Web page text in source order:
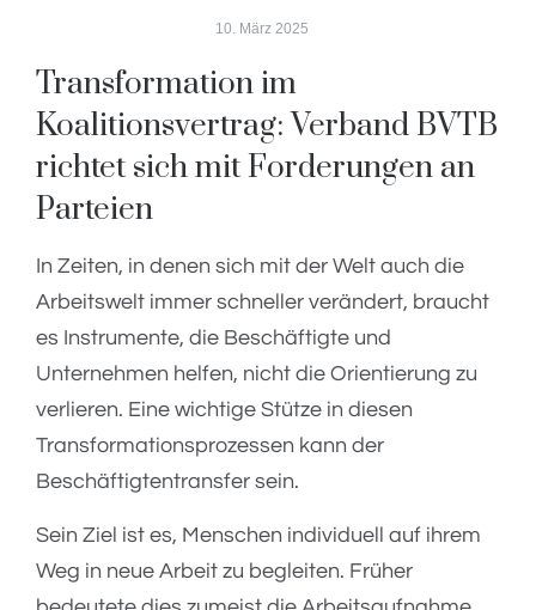
10. März 2025
Transformation im
Koalitionsvertrag: Verband BVTB
richtet sich mit Forderungen an
Parteien
In Zeiten, in denen sich mit der Welt auch die
Arbeitswelt immer schneller verändert, braucht
es Instrumente, die Beschäftigte und
Unternehmen helfen, nicht die Orientierung zu
verlieren. Eine wichtige Stütze in diesen
Transformationsprozessen kann der
Beschäftigtentransfer sein.
Sein Ziel ist es, Menschen individuell auf ihrem
Weg in neue Arbeit zu begleiten. Früher